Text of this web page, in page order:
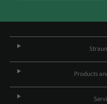
Products